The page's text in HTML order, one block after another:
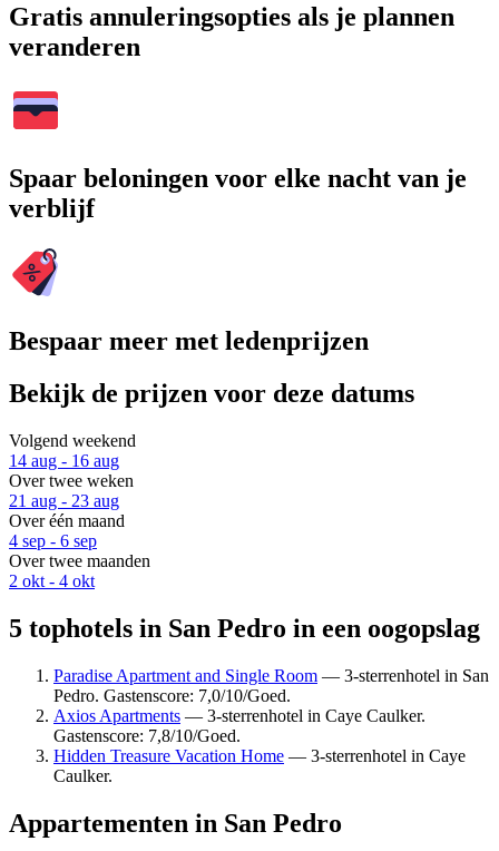
Gratis annuleringsopties als je plannen
veranderen
Spaar beloningen voor elke nacht van je
verblijf
Bespaar meer met ledenprijzen
Bekijk de prijzen voor deze datums
Volgend weekend
14 aug - 16 aug
Over twee weken
21 aug - 23 aug
Over één maand
4 sep - 6 sep
Over twee maanden
2 okt - 4 okt
5 tophotels in San Pedro in een oogopslag
Paradise Apartment and Single Room — 3-sterrenhotel in San
Pedro. Gastenscore: 7,0/10/Goed.
Axios Apartments — 3-sterrenhotel in Caye Caulker.
Gastenscore: 7,8/10/Goed.
Hidden Treasure Vacation Home — 3-sterrenhotel in Caye
Caulker.
Appartementen in San Pedro